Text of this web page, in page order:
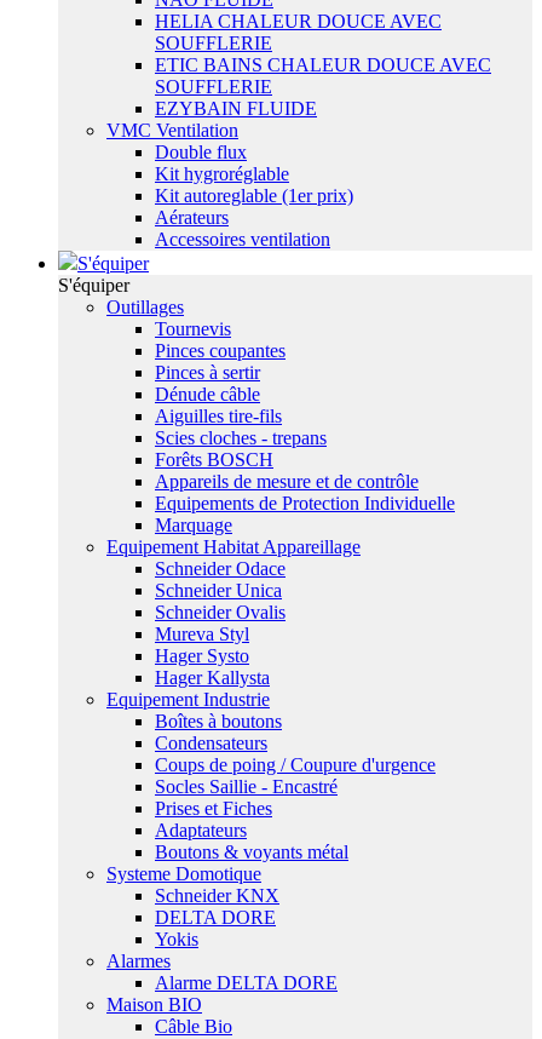
HELIA CHALEUR DOUCE AVEC
SOUFFLERIE
ETIC BAINS CHALEUR DOUCE AVEC
SOUFFLERIE
EZYBAIN FLUIDE
VMC Ventilation
Double flux
Kit hygroréglable
Kit autoreglable (1er prix)
Aérateurs
Accessoires ventilation
S'équiper
S'équiper
Outillages
Tournevis
Pinces coupantes
Pinces à sertir
Dénude câble
Aiguilles tire-fils
Scies cloches - trepans
Forêts BOSCH
Appareils de mesure et de contrôle
Equipements de Protection Individuelle
Marquage
Equipement Habitat Appareillage
Schneider Odace
Schneider Unica
Schneider Ovalis
Mureva Styl
Hager Systo
Hager Kallysta
Equipement Industrie
Boîtes à boutons
Condensateurs
Coups de poing / Coupure d'urgence
Socles Saillie - Encastré
Prises et Fiches
Adaptateurs
Boutons & voyants métal
Systeme Domotique
Schneider KNX
DELTA DORE
Yokis
Alarmes
Alarme DELTA DORE
Maison BIO
Câble Bio